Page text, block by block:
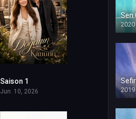
Saison 1
Jun. 10, 2026
Sen
2020
2019